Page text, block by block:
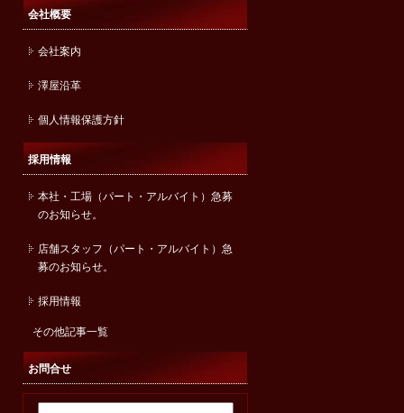
会社概要
会社案内
澤屋沿革
個人情報保護方針
採用情報
本社・工場（パート・アルバイト）急募
のお知らせ。
店舗スタッフ（パート・アルバイト）急
募のお知らせ。
採用情報
その他記事一覧
お問合せ